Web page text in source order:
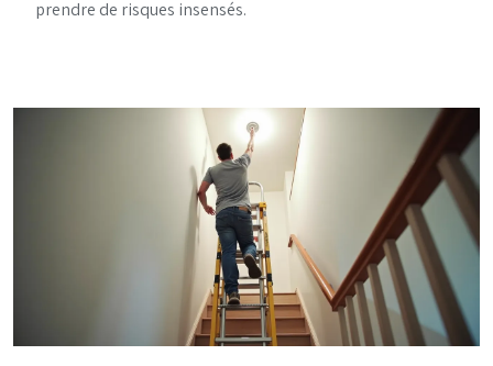
prendre de risques insensés.